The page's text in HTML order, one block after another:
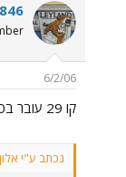
846
6/2/06
קו 29 עובר בסמוך לרכבת הרצליה
נכתב ע"י אלון 58: